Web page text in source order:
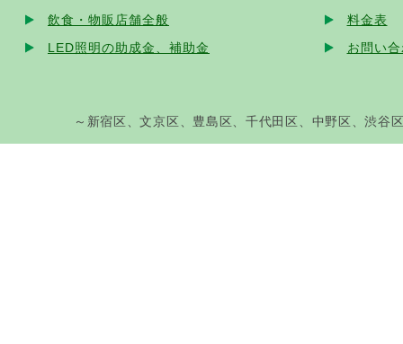
飲食・物販店舗全般
LED照明の助成金、補助金
料金表
お問い
～新宿区、文京区、豊島区、千代田区、中野区、渋